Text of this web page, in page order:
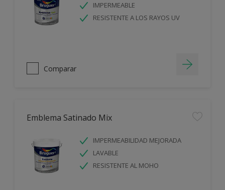
IMPERMEABLE
RESISTENTE A LOS RAYOS UV
Comparar
Emblema Satinado Mix
IMPERMEABILIDAD MEJORADA
LAVABLE
RESISTENTE AL MOHO